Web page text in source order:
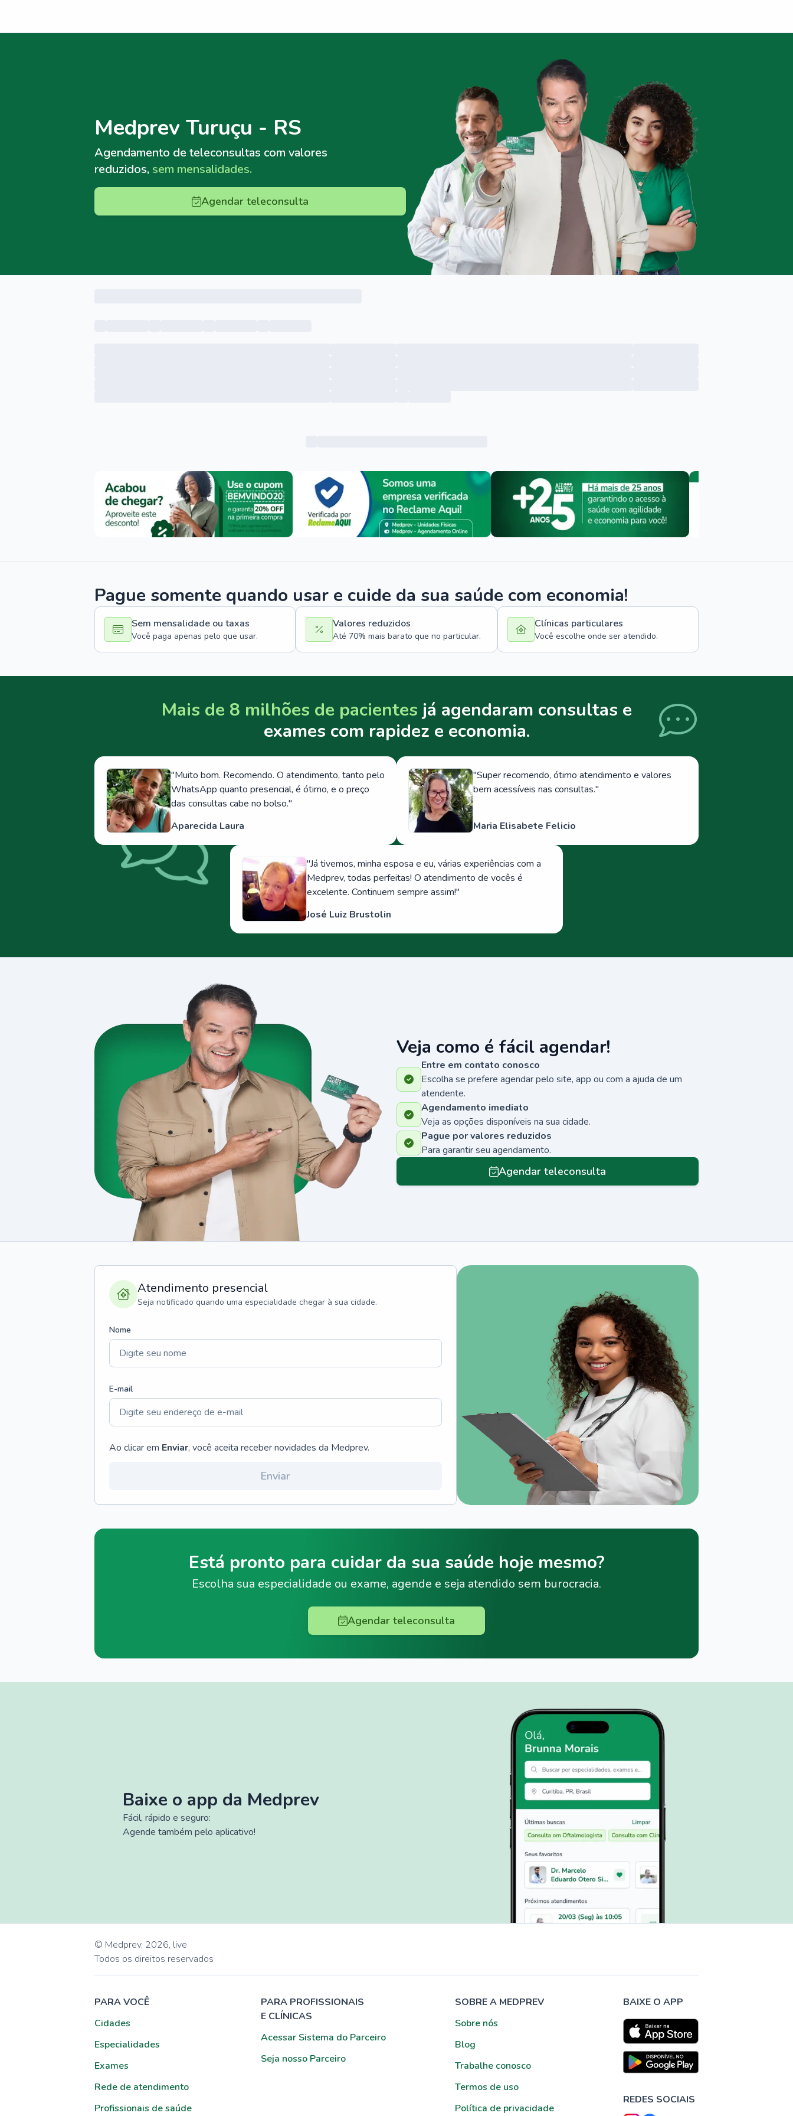
Medprev Turuçu - RS
Agendamento de teleconsultas com valores
reduzidos, sem mensalidades.
Agendar teleconsulta
Menu lateral
Pague somente quando usar e cuide da sua saúde com economia!
Sem mensalidade ou taxas
Você paga apenas pelo que usar.
Valores reduzidos
Até 70% mais barato que no particular.
Clínicas particulares
Você escolhe onde ser atendido.
Mais de 8 milhões de pacientes já agendaram consultas e
exames com rapidez e economia.
"Muito bom. Recomendo. O atendimento, tanto pelo
WhatsApp quanto presencial, é ótimo, e o preço
das consultas cabe no bolso."
Aparecida Laura
"Super recomendo, ótimo atendimento e valores
bem acessíveis nas consultas."
Maria Elisabete Felicio
"Já tivemos, minha esposa e eu, várias experiências com a
Medprev, todas perfeitas! O atendimento de vocês é
excelente. Continuem sempre assim!"
José Luiz Brustolin
Veja como é fácil agendar!
Entre em contato conosco
Escolha se prefere agendar pelo site, app ou com a ajuda de um
atendente.
Agendamento imediato
Veja as opções disponíveis na sua cidade.
Pague por valores reduzidos
Para garantir seu agendamento.
Agendar teleconsulta
Atendimento presencial
Seja notificado quando uma especialidade chegar à sua cidade.
Nome
E-mail
Ao clicar em Enviar, você aceita receber novidades da Medprev.
Enviar
Está pronto para cuidar da sua saúde hoje mesmo?
Escolha sua especialidade ou exame, agende e seja atendido sem burocracia.
Agendar teleconsulta
Baixe o app da Medprev
Fácil, rápido e seguro:
Agende também pelo aplicativo!
© Medprev, 2026, live
Todos os direitos reservados
PARA VOCÊ
Cidades
Especialidades
Exames
Rede de atendimento
Profissionais de saúde
PARA PROFISSIONAIS
E CLÍNICAS
Acessar Sistema do Parceiro
Seja nosso Parceiro
SOBRE A MEDPREV
Sobre nós
Blog
Trabalhe conosco
Termos de uso
Política de privacidade
BAIXE O APP
REDES SOCIAIS